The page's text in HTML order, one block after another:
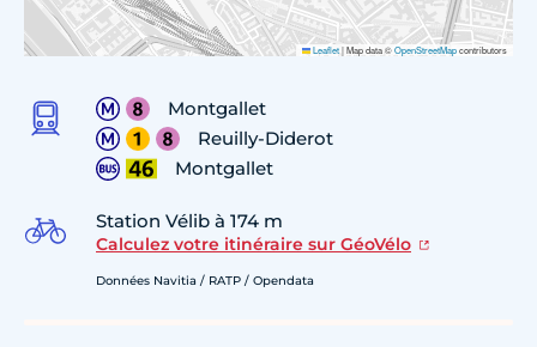
Leaflet|Map data ©OpenStreetMapcontributors
Montgallet
Reuilly-Diderot
Montgallet
Station Vélib à 174 m
Calculez votre itinéraire sur GéoVélo
Données Navitia / RATP / Opendata